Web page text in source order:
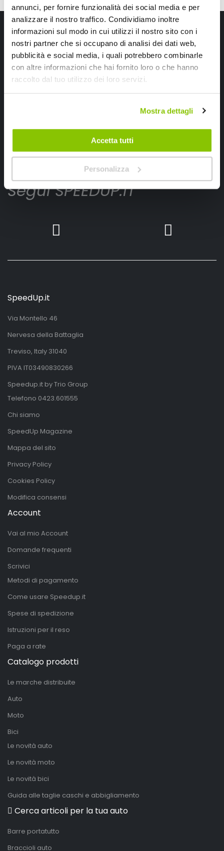
annunci, per fornire funzionalità dei social media e per
analizzare il nostro traffico. Condividiamo inoltre
informazioni sul modo in cui utilizzi il nostro sito con i
nostri partner che si occupano di analisi dei dati web,
pubblicità e social media, i quali potrebbero combinarle
con altre informazioni che hai fornito loro o che hanno
raccolto dal tuo utilizzo dei loro servizi.
Mostra dettagli
Accetta tutti
Personalizza
Iscriviti alla newsletter Speedup
Ricevi subito uno sconto del 10% per il tuo primo acquisto online!
Ho letto e accettato il documentoprivacy policy
Iscrivimi
Segui SPEEDUP.IT
SpeedUp.it
Via Montello 46
Nervesa della Battaglia
Treviso, Italy 31040
PIVA IT03490830266
Speedup.it by Trio Group
Telefono 0423.601555
Chi siamo
SpeedUp Magazine
Mappa del sito
Privacy Policy
Cookies Policy
Modifica consensi
Account
Vai al mio Account
Domande frequenti
Scrivici
Metodi di pagamento
Come usare Speedup.it
Spese di spedizione
Istruzioni per il reso
Paga a rate
Catalogo prodotti
Le marche distribuite
Auto
Moto
Bici
Le novità auto
Le novità moto
Le novità bici
Guida alle taglie caschi e abbigliamento
Cerca articoli per la tua auto
Barre portatutto
Braccioli auto